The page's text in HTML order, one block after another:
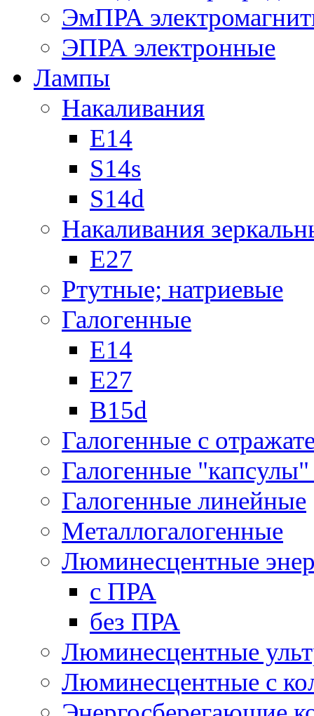
ЭмПРА
ЭПРА электронные
Лампы
Накаливания
Е14
S14s
S14d
Накаливания
Е27
Ртутные; натриевые
Галогенные
Е14
Е27
B15d
Галогенные с
Галогенные "капсулы"
Галогенные линейные
Металлогалогенные
Люминесцентные
с ПРА
без ПРА
Люминесцентные
Люминесцентные с